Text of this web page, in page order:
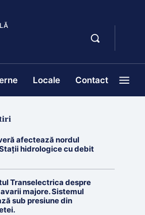
Locale Contact
afectează nordul
hidrologice cu debit
Transelectrica despre
majore. Sistemul
sub presiune din